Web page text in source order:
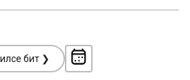
бит ❯